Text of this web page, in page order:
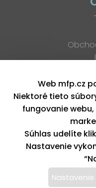
Copyright © 2026, MFP
Tento web
Web mfp.cz
Niektoré tieto
fungovanie
Súhlas udelíte
Nastavenie
Nastavenie